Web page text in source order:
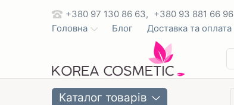
+380 97 130 86 63, +380 93 881 66 96
Головна
Блог Доставка та оплата
Каталог товарів